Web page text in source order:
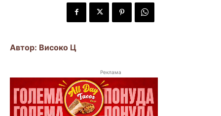
Автор: Високо Ц
Реклама